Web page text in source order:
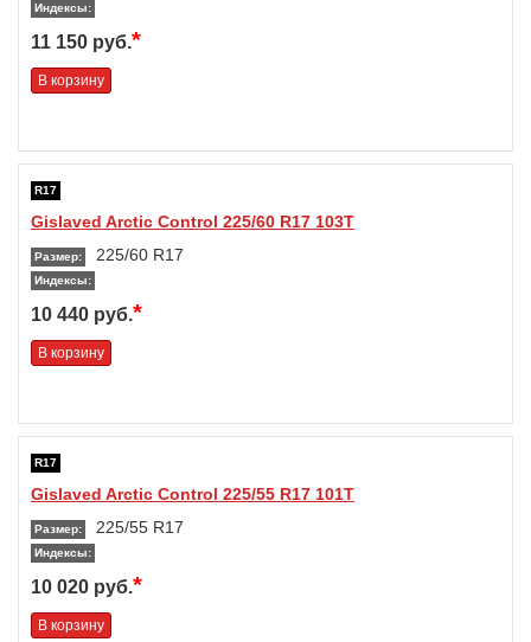
Индексы:
11 150 руб.*
В корзину
R17
Gislaved Arctic Control 225/60 R17 103T
Размер: 225/60 R17
Индексы:
10 440 руб.*
В корзину
R17
Gislaved Arctic Control 225/55 R17 101T
Размер: 225/55 R17
Индексы:
10 020 руб.*
В корзину